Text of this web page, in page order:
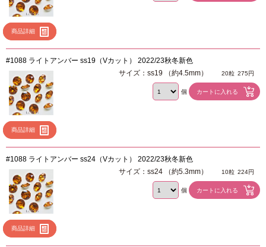
商品詳細
#1088 ライトアンバー ss19（Vカット） 2022/23秋冬新色
商品詳細
サイズ：ss19 （約4.5mm） 20粒 275円
個
#1088 ライトアンバー ss24（Vカット） 2022/23秋冬新色
商品詳細
サイズ：ss24 （約5.3mm） 10粒 224円
個